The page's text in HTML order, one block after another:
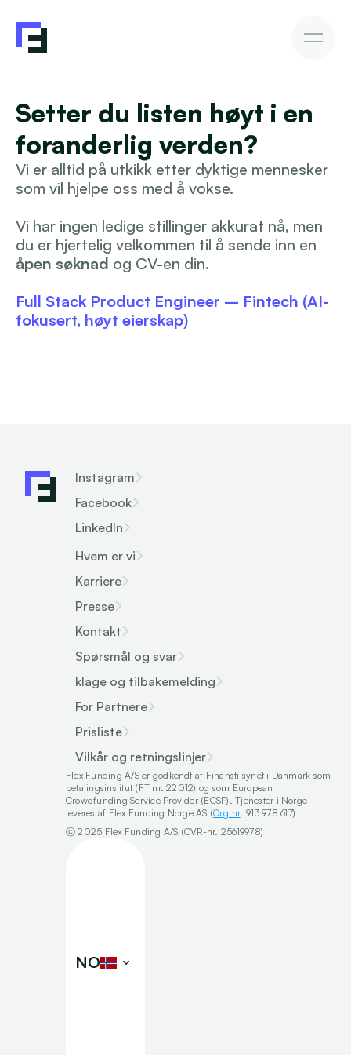
Fakturakjøp Fakturakjøp
Slik investerer du
Avkastning & Risiko
AutoInvesto-agent
Kundehistorier
Kundehistorier
Finansiering
For investorer
Kunnskap
Setter du listen høyt i en
foranderlig verden?
Vi er alltid på utkikk etter dyktige mennesker
som vil hjelpe oss med å vokse.
Vi har ingen ledige stillinger akkurat nå, men
åpen søknad og CV-en din.
Full Stack Product Engineer – Fintech (AI-
fokusert, høyt eierskap)
Instagram
Facebook
LinkedIn
Hvem er vi
Karriere
Presse
Kontakt
Spørsmål og svar
klage og tilbakemelding
For Partnere
Prisliste
Vilkår og retningslinjer
Flex Funding A/S er godkendt af Finanstilsynet i Danmark som
betalingsinstitut (FT nr. 22012) og som European
Crowdfunding Service Provider (ECSP). Tjenester i Norge
leveres af Flex Funding Norge AS (Org.nr. 913 978 617).
ⓒ 2025 Flex Funding A/S (CVR-nr. 25619978)
NO